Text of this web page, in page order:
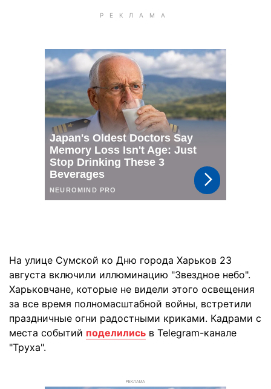
На улице Сумской ко Дню города Харьков 23
августа включили иллюминацию "Звездное небо".
Харьковчане, которые не видели этого освещения
за все время полномасштабной войны, встретили
праздничные огни радостными криками. Кадрами с
места событий поделились в Telegram-канале
"Труха".
РЕКЛАМА